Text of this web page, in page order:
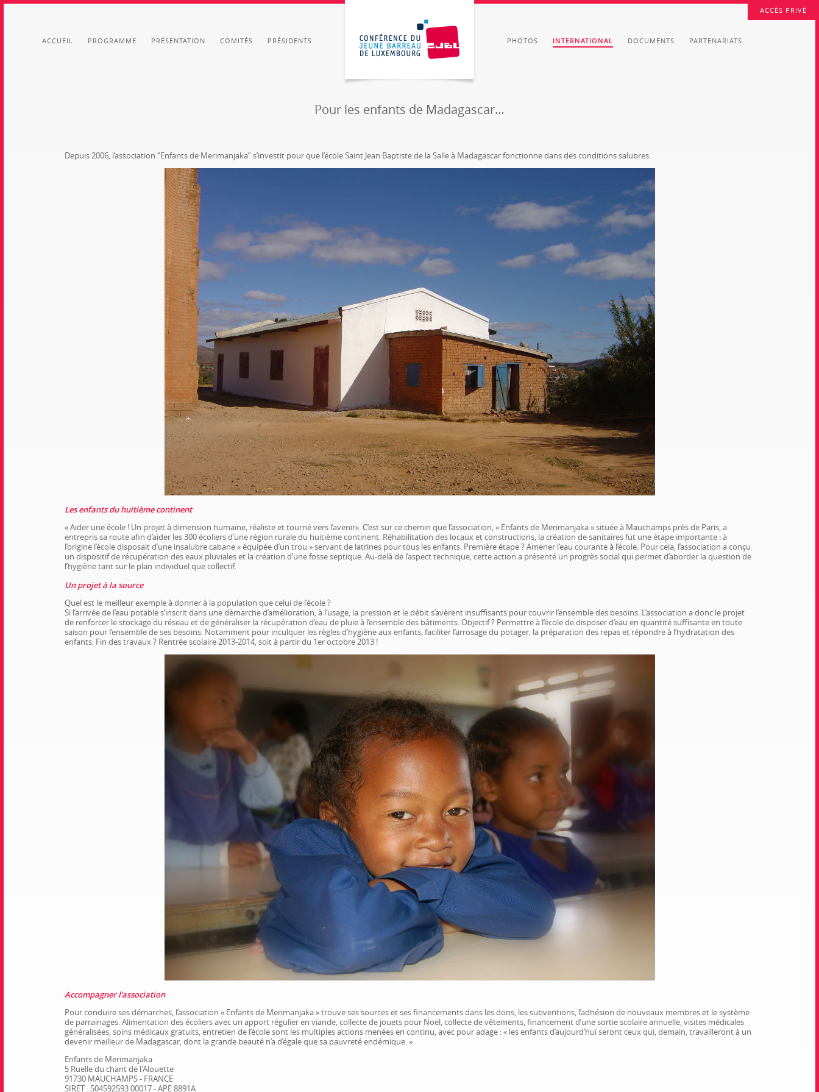
Pour les enfants de Madagascar…
Depuis 2006, l’association “Enfants de Merimanjaka” s’investit pour que l’école Saint Jean Baptiste de la Salle à Madagascar fonctionne dans des conditions salubres.
Les enfants du huitième continent
« Aider une école ! Un projet à dimension humaine, réaliste et tourné vers l’avenir». C’est sur ce chemin que l’association, « Enfants de Merimanjaka » située à Mauchamps près de Paris, a
entrepris sa route afin d’aider les 300 écoliers d’une région rurale du huitième continent. Réhabilitation des locaux et constructions, la création de sanitaires fut une étape importante : à
l’origine l’école disposait d’une insalubre cabane « équipée d’un trou » servant de latrines pour tous les enfants. Première étape ? Amener l’eau courante à l’école. Pour cela, l’association a conçu
un dispositif de récupération des eaux pluviales et la création d’une fosse septique. Au-delà de l’aspect technique, cette action a présenté un progrès social qui permet d’aborder la question de
l’hygiène tant sur le plan individuel que collectif.
Un projet à la source
Quel est le meilleur exemple à donner à la population que celui de l’école ?
Si l’arrivée de l’eau potable s’inscrit dans une démarche d’amélioration, à l’usage, la pression et le débit s’avèrent insuffisants pour couvrir l’ensemble des besoins. L’association a donc le projet
de renforcer le stockage du réseau et de généraliser la récupération d’eau de pluie à l’ensemble des bâtiments. Objectif ? Permettre à l’école de disposer d’eau en quantité suffisante en toute
saison pour l’ensemble de ses besoins. Notamment pour inculquer les règles d’hygiène aux enfants, faciliter l’arrosage du potager, la préparation des repas et répondre à l’hydratation des
enfants. Fin des travaux ? Rentrée scolaire 2013-2014, soit à partir du 1er octobre 2013 !
Accompagner l’association
Pour conduire ses démarches, l’association « Enfants de Merimanjaka » trouve ses sources et ses financements dans les dons, les subventions, l’adhésion de nouveaux membres et le système
de parrainages. Alimentation des écoliers avec un apport régulier en viande, collecte de jouets pour Noël, collecte de vêtements, financement d’une sortie scolaire annuelle, visites médicales
généralisées, soins médicaux gratuits, entretien de l’école sont les multiples actions menées en continu, avec pour adage : « les enfants d’aujourd’hui seront ceux qui, demain, travailleront à un
devenir meilleur de Madagascar, dont la grande beauté n’a d’égale que sa pauvreté endémique. »
Enfants de Merimanjaka
5 Ruelle du chant de l'Alouette
91730 MAUCHAMPS - FRANCE
SIRET : 504592593 00017 - APE 8891A
ACCUEIL PROGRAMME PRÉSENTATION COMITÉS PRÉSIDENTS PHOTOS INTERNATIONAL DOCUMENTS PARTENARIATS
ACCÈS PRIVÉ